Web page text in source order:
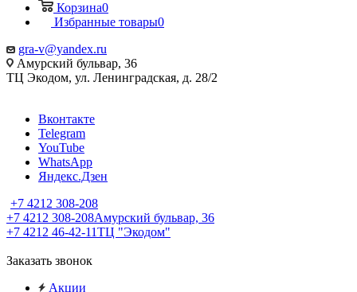
Корзина0
Избранные товары0
gra-v@yandex.ru
Амурский бульвар, 36
ТЦ Экодом, ул. Ленинградская, д. 28/2
Вконтакте
Telegram
YouTube
WhatsApp
Яндекс.Дзен
+7 4212 308-208
+7 4212 308-208Амурский бульвар, 36
+7 4212 46-42-11ТЦ "Экодом"
Заказать звонок
Акции